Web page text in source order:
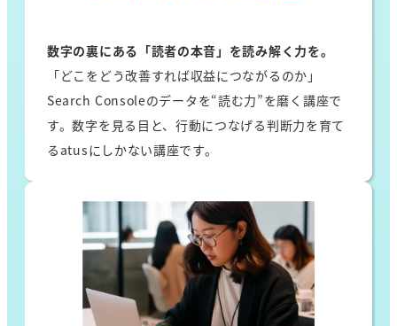
数字の裏にある「読者の本音」を読み解く力を。
「どこをどう改善すれば収益につながるのか」
Search Consoleのデータを“読む力”を磨く講座で
す。数字を見る目と、行動につなげる判断力を育て
るatusにしかない講座です。